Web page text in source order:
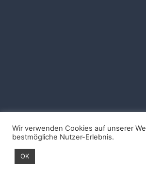
Wir verwenden Cookies auf unserer
bestmögliche Nutzer-Erlebnis.
OK